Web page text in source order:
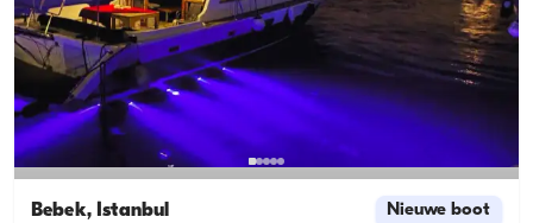
Bebek, İstanbul Nieuwe boot